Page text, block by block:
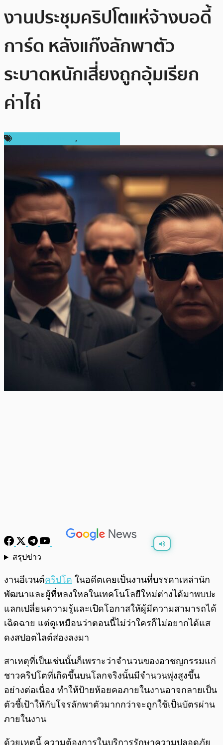
งานประชุมคริปโตแห่จ้างบอดี้
การ์ด หลังแก๊งลักพาตัว
ระบาดหนักเสี่ยงถูกอุ้มเรียก
ค่าไถ่
,
สรุปข่าว
งานอีเวนต์คริปโต ในอดีตเคยเป็นงานที่บรรดาเหล่านัก
พัฒนาและผู้ที่หลงใหลในเทคโนโลยีใหม่ต่างได้มาพบปะ
แลกเปลี่ยนความรู้และเปิดโอกาสให้ผู้มีความสามารถได้
เฉิดฉาย แต่ดูเหมือนว่าตอนนี้ไม่ว่าใครก็ไม่อยากได้แส
ดงสปอตไลต์ส่องลงมา
สาเหตุที่เป็นเช่นนั้นก็เพราะว่าจำนวนของอาชญกรรมแก่
ชาวคริปโตที่เกิดขึ้นบนโลกจริงนั้นมีจำนวนพุ่งสูงขึ้น
อย่างต่อเนื่อง ทำให้ป้ายห้อยคอภายในงานอาจกลายเป็น
ตัวชี้เป้าให้กับโจรลักพาตัวมากกว่าจะถูกใช้เป็นบัตรผ่าน
ภายในงาน
ด้วยเหตุนี้ ความต้องการในบริการรักษาความปลอดภัย